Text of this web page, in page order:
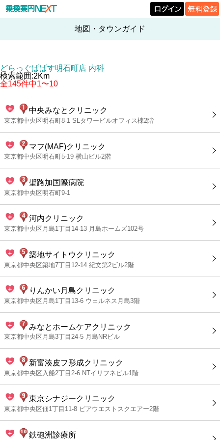
地図・タウンガイド
どらっぐぱぱす明石町店 内科
検索範囲:2Km
全145件中1〜10
中央みなとクリニック
東京都中央区明石町8-1 SLタワービルオフィス棟2階
マフ(MAF)クリニック
東京都中央区明石町5-19 横山ビル2階
聖路加国際病院
東京都中央区明石町9-1
河内クリニック
東京都中央区月島1丁目14-13 月島ホームズ102号
築地サイトウクリニック
東京都中央区築地7丁目12-14 紀文第2ビル2階
りんかい月島クリニック
東京都中央区月島1丁目13-6 ウェルネス月島3階
みなとホームケアクリニック
東京都中央区月島3丁目24-5 月島NRビル
新富湊皮フ形成クリニック
東京都中央区入船2丁目2-6 NTイリフネビル1階
東京シナジークリニック
東京都中央区佃1丁目11-8 ピアウエストスクエアー2階
鉄砲洲診療所